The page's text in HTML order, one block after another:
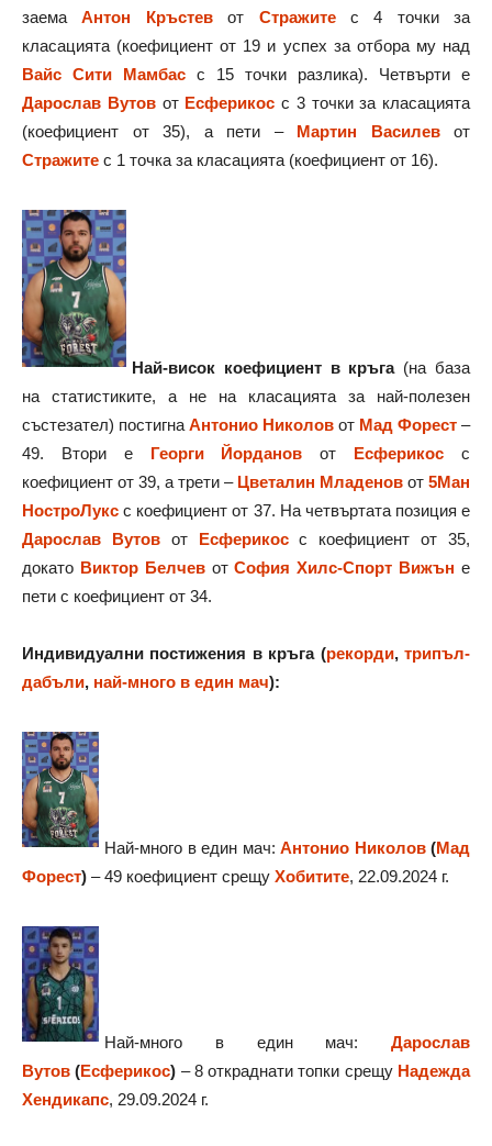
заемаАнтон Кръстевот Стражитес 4 точки за
класацията (коефициент от 19 и успех за отбора му над
Вайс Сити Мамбас с 15 точки разлика). Четвърти е
Дарослав Вутовот Есферикос с 3 точки за класацията
(коефициент от 35), а пети – Мартин Василевот
Стражите с 1 точка за класацията (коефициент от 16).
Най-висок коефициент в кръга(на база
на статистиките, а не на класацията за най-полезен
състезател) постигна Антонио Николов от Мад Форест –
49. Втори е Георги Йорданов от Есферикос с
коефициент от 39, а трети – Цветалин Младенов от 5Ман
НостроЛукс с коефициент от 37. На четвъртата позиция е
Дарослав Вутовот Есферикосс коефициент от 35,
докато Виктор БелчевотСофия Хилс-Спорт Вижън е
пети с коефициент от 34.
Индивидуални постижения в кръга (рекорди,трипъл-
дабъли, най-много в един мач):
Най-много в един мач: Антонио Николов(Мад
Форест) – 49 коефициент срещу Хобитите, 22.09.2024 г.
Най-много в един мач: Дарослав
Вутов (Есферикос) – 8 откраднати топки срещу Надежда
Хендикапс, 29.09.2024 г.